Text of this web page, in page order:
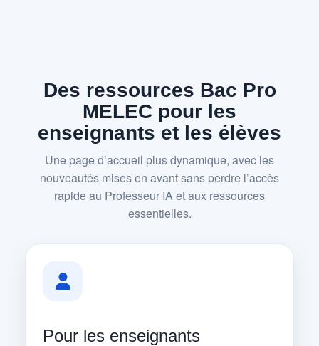
Des ressources Bac Pro
MELEC pour les
enseignants et les élèves
Une page d’accueil plus dynamique, avec les
nouveautés mises en avant sans perdre l’accès
rapide au Professeur IA et aux ressources
essentielles.
Pour les enseignants